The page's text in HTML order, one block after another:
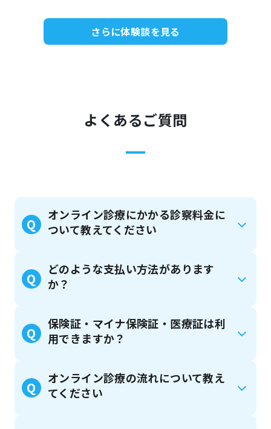
さらに体験談を見る
よくあるご質問
Q
オンライン診療にかかる診察料金に
ついて教えてください
Q
どのような支払い方法があります
か？
Q
保険証・マイナ保険証・医療証は利
用できますか？
Q
オンライン診療の流れについて教え
てください